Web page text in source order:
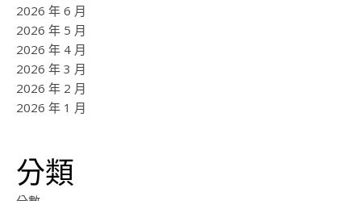
2026 年 6 月
2026 年 5 月
2026 年 4 月
2026 年 3 月
2026 年 2 月
2026 年 1 月
分類